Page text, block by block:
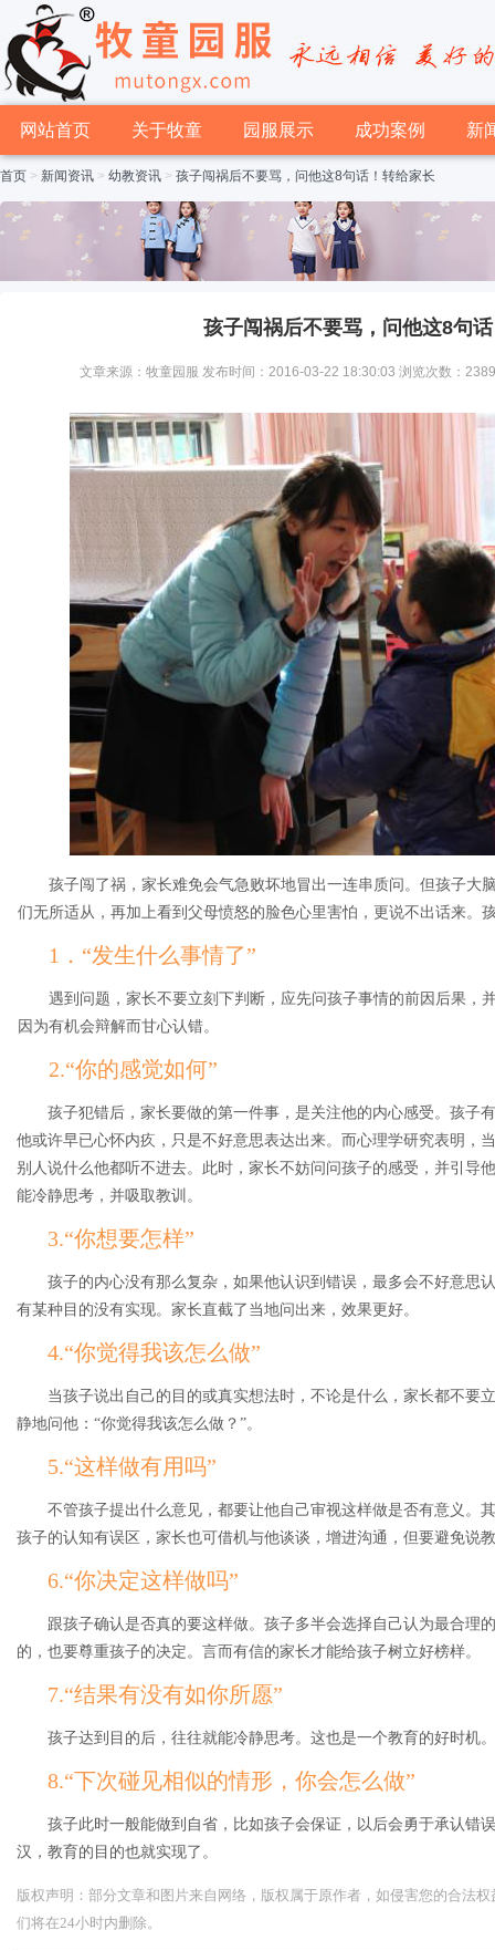
网站首页 关于牧童 园服展示 成功案例 新
首页 > 新闻资讯 > 幼教资讯 > 孩子闯祸后不要骂，问他这8句话！转给家长
孩子闯祸后不要骂，问他这8句
文章来源：牧童园服 发布时间：2016-03-22 18:30:03 浏览次数：2389
孩子闯了祸，家长难免会气急败坏地冒出一连串质问。但孩子大
们无所适从，再加上看到父母愤怒的脸色心里害怕，更说不出话来。
1．“发生什么事情了”
遇到问题，家长不要立刻下判断，应先问孩子事情的前因后果，
因为有机会辩解而甘心认错。
2.“你的感觉如何”
孩子犯错后，家长要做的第一件事，是关注他的内心感受。孩子
他或许早已心怀内疚，只是不好意思表达出来。而心理学研究表明，
别人说什么他都听不进去。此时，家长不妨问问孩子的感受，并引导
能冷静思考，并吸取教训。
3.“你想要怎样”
孩子的内心没有那么复杂，如果他认识到错误，最多会不好意思
有某种目的没有实现。家长直截了当地问出来，效果更好。
4.“你觉得我该怎么做”
当孩子说出自己的目的或真实想法时，不论是什么，家长都不要
静地问他：“你觉得我该怎么做？”。
5.“这样做有用吗”
不管孩子提出什么意见，都要让他自己审视这样做是否有意义。
孩子的认知有误区，家长也可借机与他谈谈，增进沟通，但要避免说
6.“你决定这样做吗”
跟孩子确认是否真的要这样做。孩子多半会选择自己认为最合理
的，也要尊重孩子的决定。言而有信的家长才能给孩子树立好榜样。
7.“结果有没有如你所愿”
孩子达到目的后，往往就能冷静思考。这也是一个教育的好时机。
8.“下次碰见相似的情形，你会怎么做”
孩子此时一般能做到自省，比如孩子会保证，以后会勇于承认错
汉，教育的目的也就实现了。
版权声明：部分文章和图片来自网络，版权属于原作者，如侵害您的合法
们将在24小时内删除。